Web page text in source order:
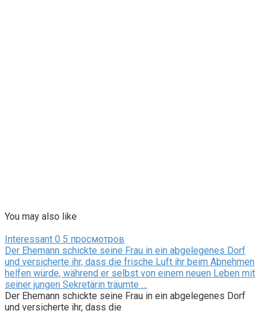
You may also like
Interessant 0 5 просмотров
Der Ehemann schickte seine Frau in ein abgelegenes Dorf
und versicherte ihr, dass die frische Luft ihr beim Abnehmen
helfen würde, während er selbst von einem neuen Leben mit
seiner jungen Sekretärin träumte …
Der Ehemann schickte seine Frau in ein abgelegenes Dorf
und versicherte ihr, dass die